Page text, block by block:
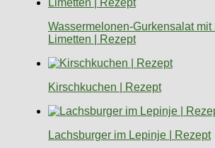
Wassermelonen-Gurkensalat mit
Limetten | Rezept
Kirschkuchen | Rezept
Lachsburger im Lepinje | Rezept